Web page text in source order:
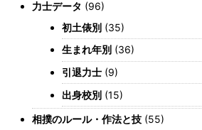
力士データ (96)
初土俵別 (35)
生まれ年別 (36)
引退力士 (9)
出身校別 (15)
相撲のルール・作法と技 (55)